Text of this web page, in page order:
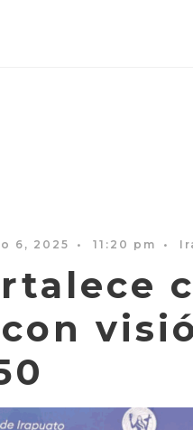
6, 2025 • 11:20 pm •